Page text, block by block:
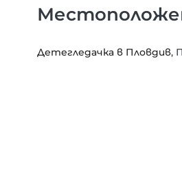
Детегледачка в Пловдив,